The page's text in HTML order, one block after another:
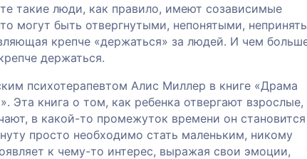
такие люди, как правило, имеют созависимые
могут быть отвергнутыми, непонятыми,
крепче «держаться» за людей. И чем
держаться.
психотерапевтом Алис Миллер в книге «Драма
Эта книга о том, как ребенка отвергают взрослые,
в какой-то промежуток времени он становится
просто необходимо стать маленьким, никому
к чему-то интерес, выражая свои эмоции,